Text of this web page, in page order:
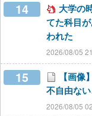
14
大学の
てた科目
われた
2026/08/05
15
【画
不自由な
2026/08/05